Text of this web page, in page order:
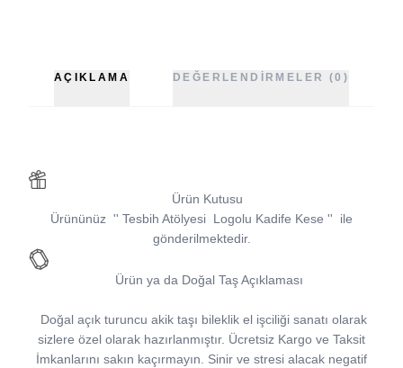
AÇIKLAMA DEĞERLENDIRMELER (0)
Ürün Kutusu
Ürününüz '' Tesbih Atölyesi Logolu Kadife Kese ''
ile
gönderilmektedir.
Ürün ya da Doğal Taş Açıklaması
Doğal açık turuncu akik taşı bileklik el işciliği sanatı olarak
sizlere özel olarak hazırlanmıştır. Ücretsiz Kargo ve Taksit
İmkanlarını sakın kaçırmayın. Sinir ve stresi alacak negatif